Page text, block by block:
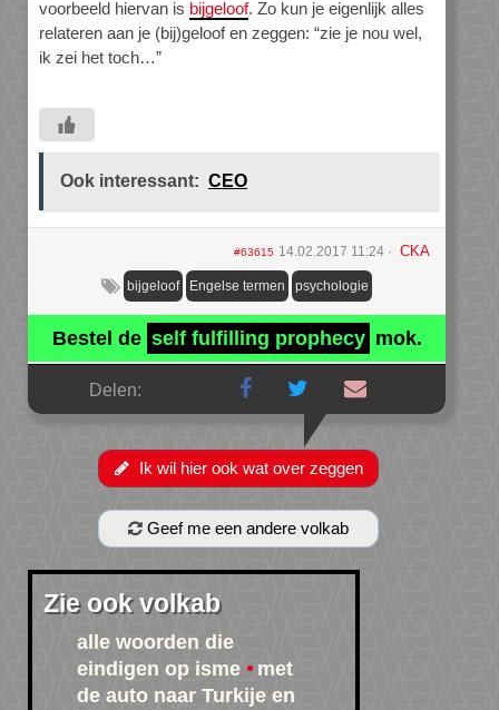
voorbeeld hiervan is bijgeloof. Zo kun je eigenlijk alles
relateren aan je (bij)geloof en zeggen: “zie je nou wel,
ik zei het toch…”
Ook interessant: CEO
#63615 14.02.2017 11:24 CKA
bijgeloof Engelse termen psychologie
Bestel de self fulfilling prophecy mok.
Delen:
Ik wil hier ook wat over zeggen
Geef me een andere volkab
Zie ook volkab
alle woorden die
eindigen op isme
met
de auto naar Turkije en